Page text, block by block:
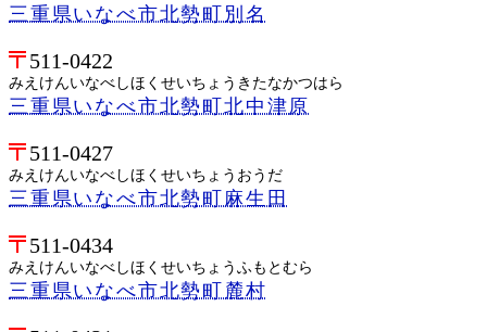
三重県いなべ市北勢町別名
511-0422
みえけんいなべしほくせいちょうきたなかつはら
三重県いなべ市北勢町北中津原
511-0427
みえけんいなべしほくせいちょうおうだ
三重県いなべ市北勢町麻生田
511-0434
みえけんいなべしほくせいちょうふもとむら
三重県いなべ市北勢町麓村